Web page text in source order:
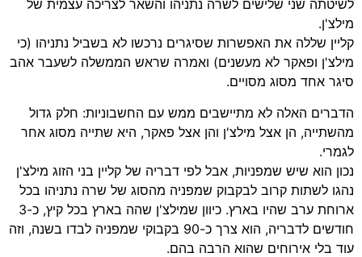
לשיטתה שני שלישים לשרה נתניהו והשאר לצריכה עצמית של
מילצ'ן.
קליין שללה את האפשרות שסיגרים נרכשו לא בשביל נתניהו (כי
מילצ'ן ופאקר לא מעשנים) ואמרה שראש הממשלה לשעבר אהב
סיגר אחד מסוג מסויים.
הדברים האלה לא מתיישבים ממש עם החשבוניות: חלק גדול
מהשתייה, הן אצל מילצ'ן והן אצל פאקר, היא שתייה מסוג אחר
לגמרי.
נכון הוא שיש שמפניות, אבל לפי דבריה של קליין בני הזוג מילצ'ן
נהגו לשתות קרוב לבקבוק שמפניה מהסוג של שרה נתניהו בכל
ארוחת ערב שהיו בארץ. כיוון שמילצ'ן שהה בארץ בכל קיץ, כ-3
חודשים לדבריה, הוא צרך כ-90 בקבוקי שמפניה לבדו בשנה, וזה
עוד בלי אירוחים שהוא הרבה בהם.